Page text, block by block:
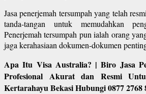
Jasa penerjemah tersumpah yang telah
tanda-tangan untuk memudahkan
Penerjemah tersumpah pun ialah orang
jaga kerahasiaan dokumen-dokumen
Apa Itu Visa Australia? | Biro Jasa
Profesional Akurat dan Resmi
Kertarahayu Bekasi Hubungi 0877 2768